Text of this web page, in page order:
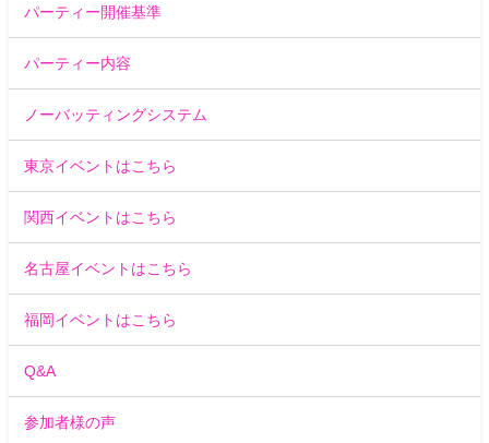
パーティー開催基準
パーティー内容
ノーバッティングシステム
東京イベントはこちら
関西イベントはこちら
名古屋イベントはこちら
福岡イベントはこちら
Q&A
参加者様の声